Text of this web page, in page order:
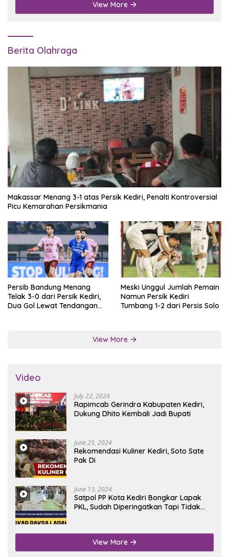
View More
Berita Olahraga
Makassar Menang 3-1 atas Persik Kediri, Penalti Kontroversial
Picu Kemarahan Persikmania
Persib Bandung Menang
Telak 3-0 dari Persik Kediri,
Dua Gol Lewat Tendangan
Meski Unggul Jumlah Pemain
Namun Persik Kediri
Tumbang 1-2 dari Persis Solo
View More
Video
July 22, 2024
Rapimcab Gerindra Kabupaten Kediri,
Dukung Dhito Kembali Jadi Bupati
June 25, 2024
Rekomendasi Kuliner Kediri, Soto Sate
Pak Di
June 13, 2024
Satpol PP Kota Kediri Bongkar Lapak
PKL, Sudah Diperingatkan Tapi Tidak
View More